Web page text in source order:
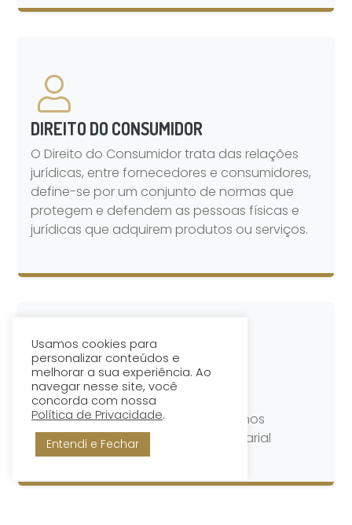
DIREITO DO CONSUMIDOR
O Direito do Consumidor trata das relações
jurídicas, entre fornecedores e consumidores,
define-se por um conjunto de normas que
protegem e defendem as pessoas físicas e
jurídicas que adquirem produtos ou serviços.
DIREITO EMPRESARIAL
Nosso grupo de advogados atua nos
principais nichos do direito empresarial
Usamos cookies para
personalizar conteúdos e
melhorar a sua experiência. Ao
navegar nesse site, você
concorda com nossa
Política de Privacidade.
Entendi e Fechar